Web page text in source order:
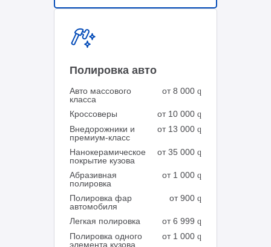
Полировка авто
Авто массового
класса
от 8 000 q
Кроссоверы от 10 000 q
Внедорожники и
премиум-класс
от 13 000 q
Нанокерамическое
покрытие кузова
от 35 000 q
Абразивная
полировка
от 1 000 q
Полировка фар
автомобиля
от 900 q
Легкая полировка от 6 999 q
Полировка одного
элемента кузова
от 1 000 q